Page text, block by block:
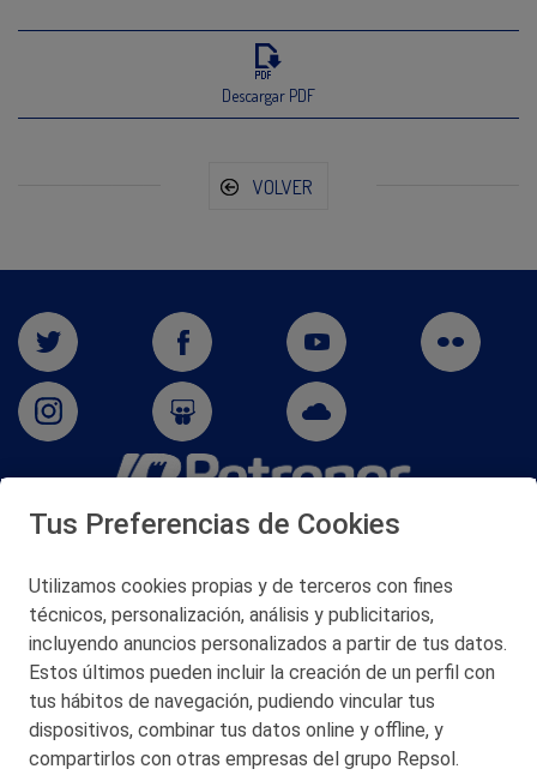
Descargar PDF
VOLVER
San Martín 5-Edificio Muñatones,
© 2026 Petronor S.A.
CONTACTO
Tus Preferencias de Cookies
Utilizamos cookies propias y de terceros con fines
técnicos, personalización, análisis y publicitarios,
incluyendo anuncios personalizados a partir de tus datos.
Estos últimos pueden incluir la creación de un perfil con
tus hábitos de navegación, pudiendo vincular tus
dispositivos, combinar tus datos online y offline, y
compartirlos con otras empresas del grupo Repsol.